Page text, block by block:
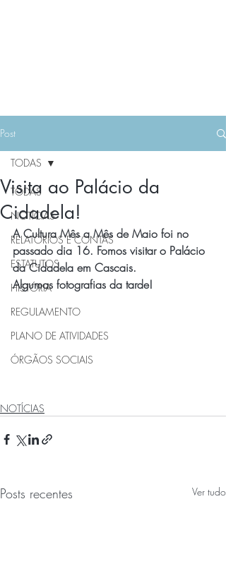
Post
TODAS
NOTÍCIAS
RELATÓRIOS E CONTAS
ESTATUTOS
HISTÓRIA
REGULAMENTO
PLANO DE ATIVIDADES
ÓRGÃOS SOCIAIS
TODAS
Visita ao Palácio da
Cidadela!
A Cultura Mês a Mês de Maio foi no
passado dia 16. Fomos visitar o Palácio
da Cidadela em Cascais.
Algumas fotografias da tarde!
NOTÍCIAS
Posts recentes Ver tudo